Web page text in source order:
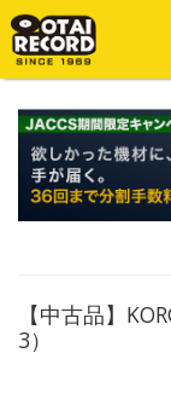
【中古品】
3）